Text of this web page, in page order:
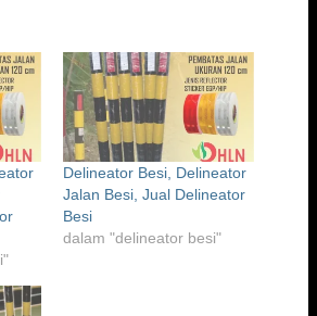
Delineator Besi, Delineator
Jalan Besi, Jual Delineator
Besi
dalam "delineator besi"